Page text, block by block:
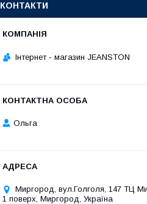
КОНТАКТИ
Інтернет - магазин JEANSTON
Ольга
Миргород, вул.Голголя, 147 ТЦ
1 поверх, Миргород, Україна